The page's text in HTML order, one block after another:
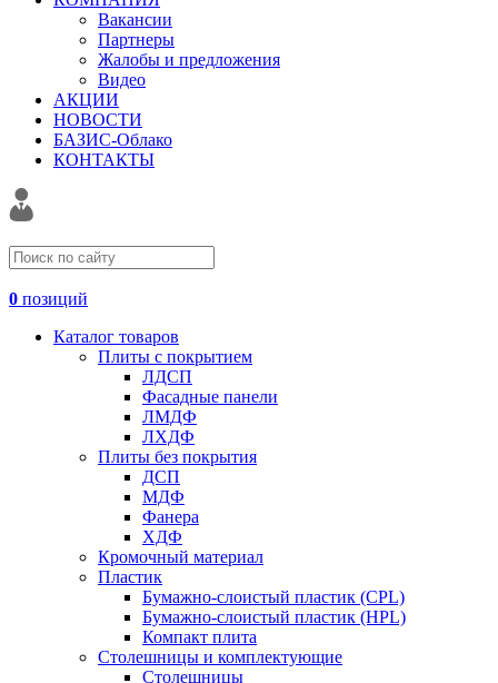
Вакансии
Партнеры
Жалобы и предложения
Видео
АКЦИИ
НОВОСТИ
БАЗИС-Облако
КОНТАКТЫ
0 позиций
Каталог товаров
Плиты с покрытием
ЛДСП
Фасадные панели
ЛМДФ
ЛХДФ
Плиты без покрытия
ДСП
МДФ
Фанера
ХДФ
Кромочный материал
Пластик
Бумажно-слоистый пластик (CPL)
Бумажно-слоистый пластик (HPL)
Компакт плита
Столешницы и комплектующие
Столешницы